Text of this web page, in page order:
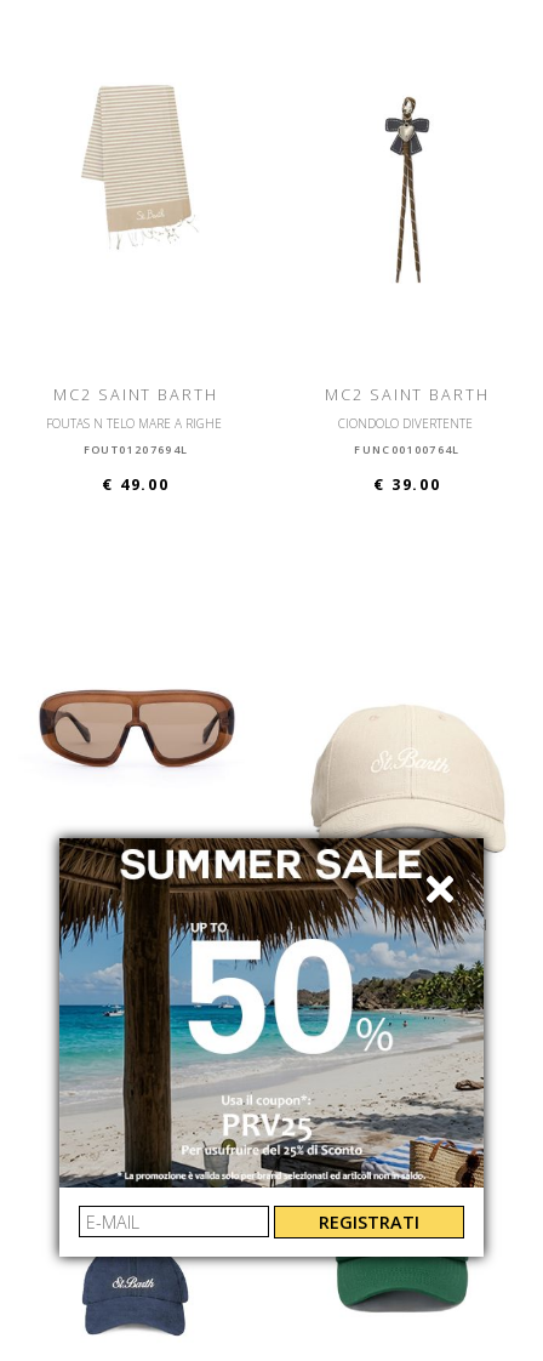
MC2 SAINT BARTH
FOUTAS N TELO MARE A RIGHE
FOUT01207694L
€ 49.00
MC2 SAINT BARTH
CIONDOLO DIVERTENTE
FUNC00100764L
€ 39.00
OS SUNGLASSES
VIENNA
OS2068C01
€ 45.00
MC2 SAINT BARTH
CAPPELLO DA BASEBALL
BASB000701257L
€ 79.00
REGISTRATI